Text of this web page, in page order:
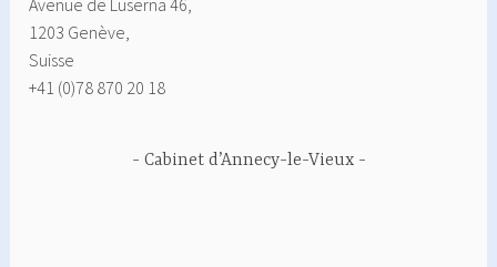
Avenue de Luserna 46,
1203 Genève,
Suisse
+41 (0)78 870 20 18
Cabinet d’Annecy-le-Vieux